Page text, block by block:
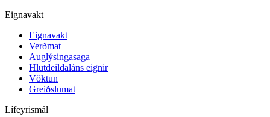
Eignavakt
Eignavakt
Verðmat
Auglýsingasaga
Hlutdeildaláns eignir
Vöktun
Greiðslumat
Lífeyrismál